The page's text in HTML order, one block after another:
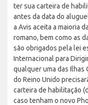
ter sua carteira de
antes da data do
a Avis aceita a maioria
romano, bem como as
são obrigados pela lei
Internacional para
qualquer uma das Ilhas
do Reino Unido
carteira de habilitação
caso tenham o novo